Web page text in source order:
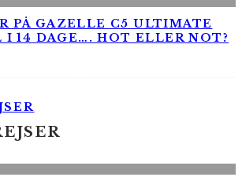
PÅ GAZELLE C5 ULTIMATE
I 14 DAGE…. HOT ELLER NOT?